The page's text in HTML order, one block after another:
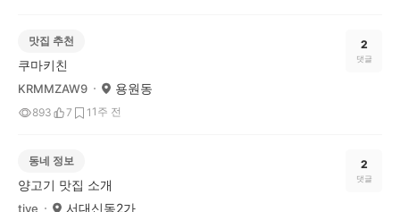
맛집 추천
쿠마키친
KRMMZAW9 용원동
893 7 1 1주 전
2
댓글
동네 정보
양고기 맛집 소개
tive 서대신동2가
2
댓글